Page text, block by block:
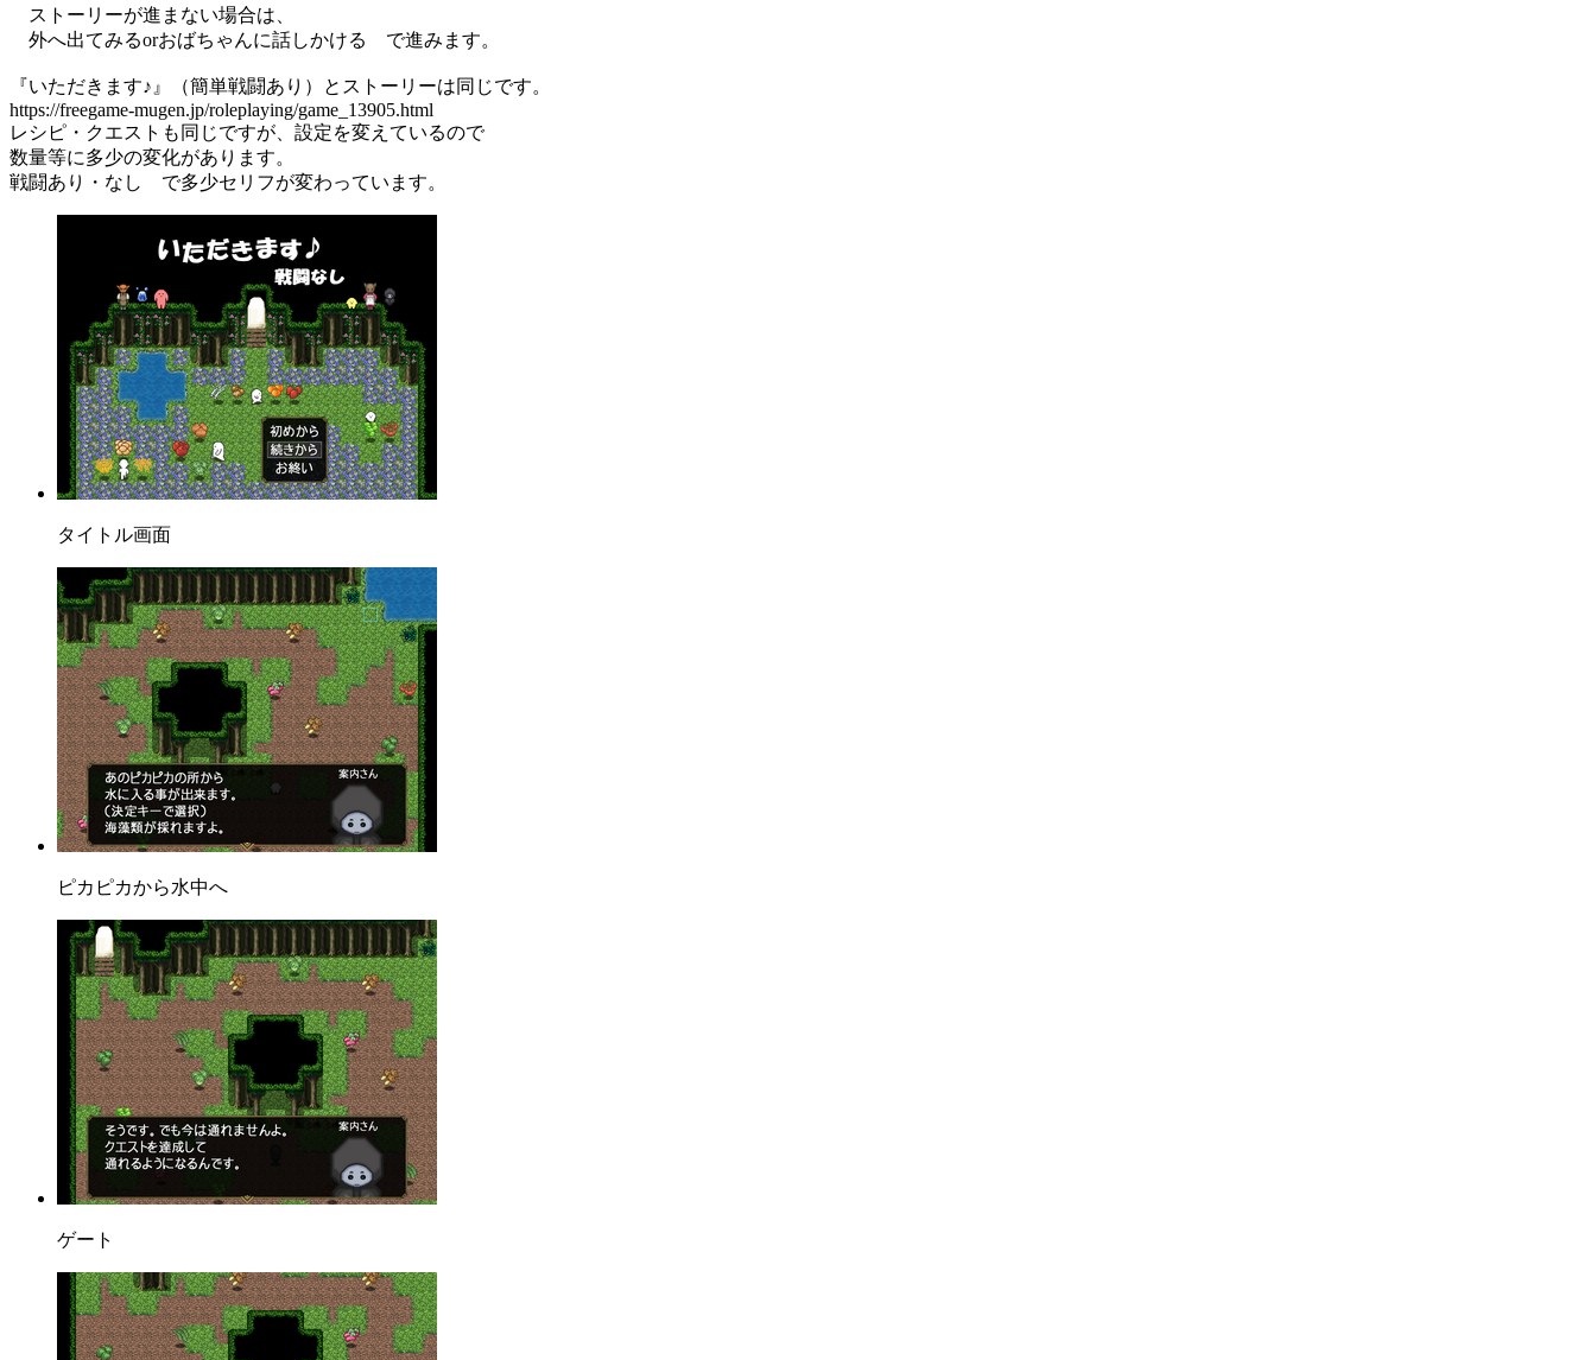
ストーリーが進まない場合は、
外へ出てみるorおばちゃんに話しかける で進みます。
『いただきます♪』（簡単戦闘あり）とストーリーは同じです。
https://freegame-mugen.jp/roleplaying/game_13905.html
レシピ・クエストも同じですが、設定を変えているので
数量等に多少の変化があります。
戦闘あり・なし で多少セリフが変わっています。
タイトル画面
ピカピカから水中へ
ゲート